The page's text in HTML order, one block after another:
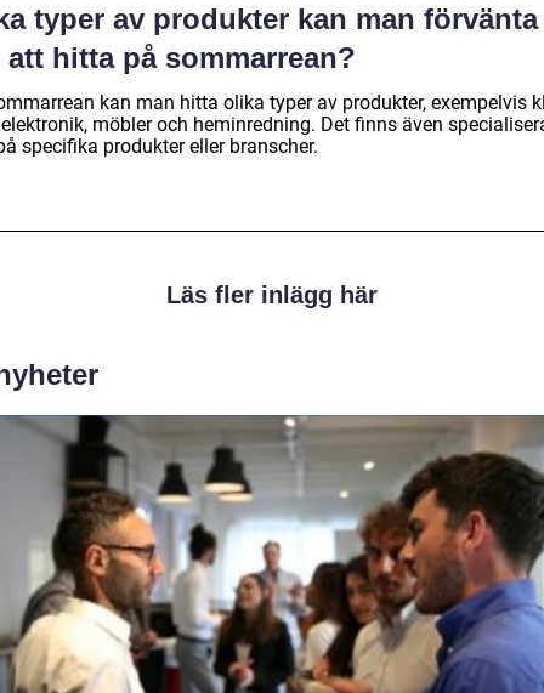
typer av produkter kan man förvänta
hitta på sommarrean?
kan man hitta olika typer av produkter, exempelvis
möbler och heminredning. Det finns även
specifika produkter eller branscher.
Läs fler inlägg här